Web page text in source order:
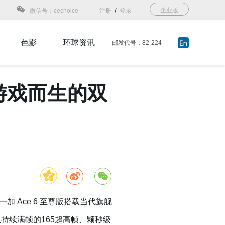
企业版
注册 / 登录
微信号：cechoice
色影 环球资讯 邮发代号：82-224
而生的双
加 Ace 6 至尊版搭载当代旗舰
续满帧的165超高帧、颗秒级